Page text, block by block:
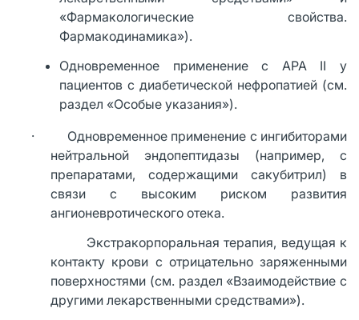
«Фармакологические свойства.
Фармакодинамика»).
Одновременное применение с АРА II у
пациентов с диабетической нефропатией (см.
раздел «Особые указания»).
· Одновременное применение с ингибиторами
нейтральной эндопептидазы (например, с
препаратами, содержащими сакубитрил) в
связи с высоким риском развития
ангионевротического отека.
Экстракорпоральная терапия, ведущая к
контакту крови с отрицательно заряженными
поверхностями (см. раздел «Взаимодействие с
другими лекарственными средствами»).